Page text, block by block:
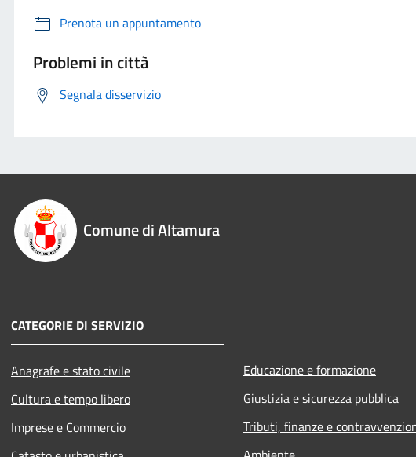
Prenota un appuntamento
Problemi in città
Segnala disservizio
Comune di Altamura
CATEGORIE DI SERVIZIO
Anagrafe e stato civile
Cultura e tempo libero
Imprese e Commercio
Educazione e formazione
Giustizia e sicurezza pubblica
Tributi, finanze e